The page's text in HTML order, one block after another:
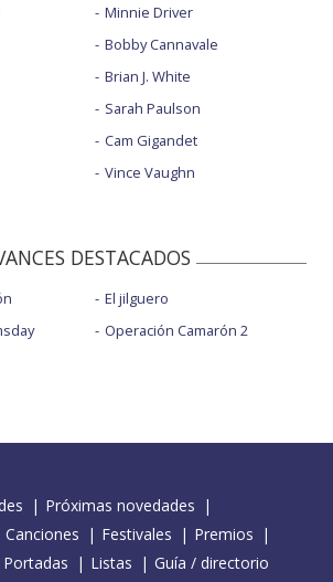
Minnie Driver
Bobby Cannavale
Brian J. White
Sarah Paulson
Cam Gigandet
Vince Vaughn
DESTACADOS
El jilguero
Operación Camarón 2
Próximas novedades
Canciones Festivales
Premios
Portadas Listas Guía / directorio